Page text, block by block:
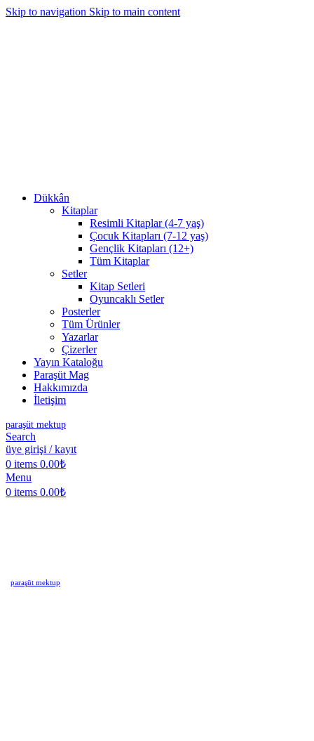
Skip to navigation Skip to main content
Dükkân
Kitaplar
Resimli Kitaplar (4-7 yaş)
Çocuk Kitapları (7-12 yaş)
Gençlik Kitapları (12+)
Tüm Kitaplar
Setler
Kitap Setleri
Oyuncaklı Setler
Posterler
Tüm Ürünler
Yazarlar
Çizerler
Yayın Kataloğu
Paraşüt Mag
Hakkımızda
İletişim
paraşüt mektup
Search
üye girişi / kayıt
0 items 0.00₺
Menu
0 items 0.00₺
paraşüt mektup